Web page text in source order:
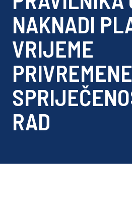
NAKNADI
VRIJEME
PRIVREMENE
RAD